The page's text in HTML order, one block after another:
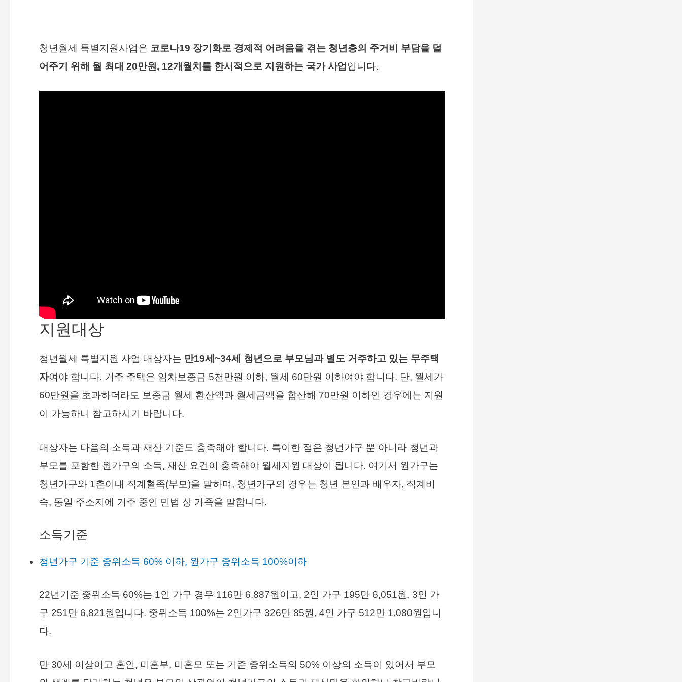
청년월세 특별지원사업은 코로나19 장기화로 경제적 어려움을 겪는 청년층의 주거비 부담을 덜
어주기 위해 월 최대 20만원, 12개월치를 한시적으로 지원하는 국가 사업 입니다.
지원대상
청년월세 특별지원 사업 대상자는 만19세~34세 청년으로 부모님과 별도 거주하고 있는 무주택
자여야 합니다. 거주 주택은 임차보증금 5천만원 이하, 월세 60만원 이하여야 합니다. 단, 월세가
60만원을 초과하더라도 보증금 월세 환산액과 월세금액을 합산해 70만원 이하인 경우에는 지원
이 가능하니 참고하시기 바랍니다.
대상자는 다음의 소득과 재산 기준도 충족해야 합니다. 특이한 점은 청년가구 뿐 아니라 청년과
부모를 포함한 원가구의 소득, 재산 요건이 충족해야 월세지원 대상이 됩니다. 여기서 원가구는
청년가구와 1촌이내 직계혈족(부모)을 말하며, 청년가구의 경우는 청년 본인과 배우자, 직계비
속, 동일 주소지에 거주 중인 민법 상 가족을 말합니다.
소득기준
청년가구 기준 중위소득 60% 이하, 원가구 중위소득 100%이하
22년기준 중위소득 60%는 1인 가구 경우 116만 6,887원이고, 2인 가구 195만 6,051원, 3인 가
구 251만 6,821원입니다. 중위소득 100%는 2인가구 326만 85원, 4인 가구 512만 1,080원입니
다.
만 30세 이상이고 혼인, 미혼부, 미혼모 또는 기준 중위소득의 50% 이상의 소득이 있어서 부모